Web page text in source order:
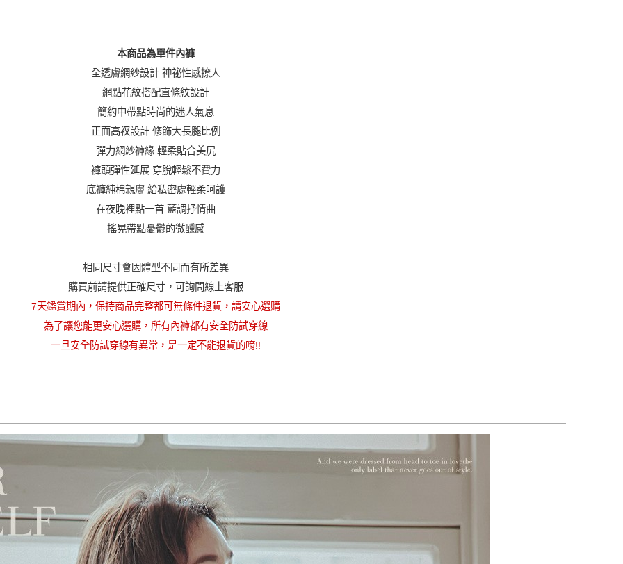
確定並返回
本商品為單件內褲
全透膚網紗設計 神祕性感撩人
網點花紋搭配直條紋設計
簡約中帶點時尚的迷人氣息
正面高衩設計 修飾大長腿比例
彈力網紗褲緣 輕柔貼合美尻
褲頭彈性延展 穿脫輕鬆不費力
底褲純棉親膚 給私密處輕柔呵護
在夜晚裡點一首 藍調抒情曲
搖晃帶點憂鬱的微醺感
相同尺寸會因體型不同而有所差異
購買前請提供正確尺寸，可詢問線上客服
7天鑑賞期內，保持商品完整都可無條件退貨，請安心選購
為了讓您能更安心選購，所有內褲都有安全防試穿線
一旦安全防試穿線有異常，是一定不能退貨的唷!!